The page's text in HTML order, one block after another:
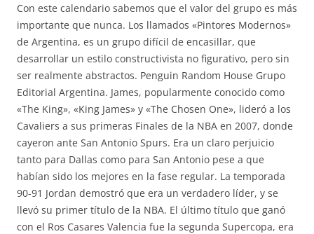
Con este calendario sabemos que el valor del grupo es más
importante que nunca. Los llamados «Pintores Modernos»
de Argentina, es un grupo difícil de encasillar, que
desarrollar un estilo constructivista no figurativo, pero sin
ser realmente abstractos. Penguin Random House Grupo
Editorial Argentina. James, popularmente conocido como
«The King», «King James» y «The Chosen One», lideró a los
Cavaliers a sus primeras Finales de la NBA en 2007, donde
cayeron ante San Antonio Spurs. Era un claro perjuicio
tanto para Dallas como para San Antonio pese a que
habían sido los mejores en la fase regular. La temporada
90-91 Jordan demostró que era un verdadero líder, y se
llevó su primer título de la NBA. El último título que ganó
con el Ros Casares Valencia fue la segunda Supercopa, era